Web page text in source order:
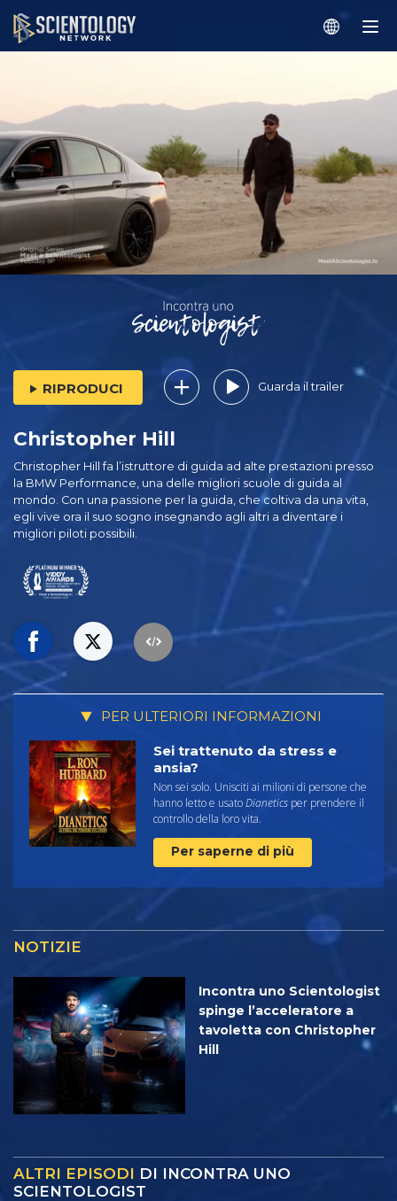
RIPRODUCI Guarda il trailer
Christopher Hill
Christopher Hill fa l’istruttore di guida ad alte prestazioni presso
la BMW Performance, una delle migliori scuole di guida al
mondo. Con una passione per la guida, che coltiva da una vita,
egli vive ora il suo sogno insegnando agli altri a diventare i
migliori piloti possibili.
PER ULTERIORI INFORMAZIONI
Sei trattenuto da stress e
ansia?
Non sei solo. Unisciti ai milioni di persone che
hanno letto e usatoDianetics per prendere il
controllo della loro vita.
Per saperne di più
NOTIZIE
Incontra uno Scientologist
spinge l’acceleratore a
tavoletta con Christopher
Hill
ALTRI EPISODI DI INCONTRA UNO
SCIENTOLOGIST